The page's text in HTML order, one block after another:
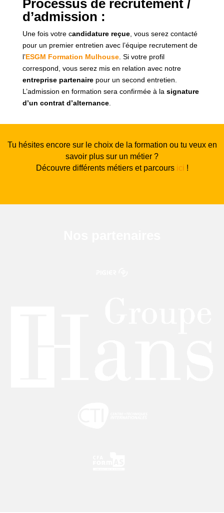
Processus de recrutement /
d’admission :
Une fois votre candidature reçue, vous serez contacté
pour un premier entretien avec l’équipe recrutement de
l’ESGM Formation Mulhouse. Si votre profil
correspond, vous serez mis en relation avec notre
entreprise partenairepour un second entretien.
L’admission en formation sera confirmée à la signature
d’un contrat d’alternance.
Tu hésites encore sur le choix de la formation ou tu veux en
savoir plus sur un métier ?
Découvre différents métiers et parcours ici !